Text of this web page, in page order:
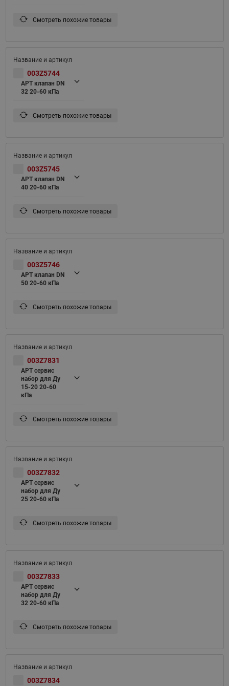
Смотреть похожие товары
003Z5744
APT клапан DN
32 20-60 кПа
Смотреть похожие товары
003Z5745
APT клапан DN
40 20-60 кПа
Смотреть похожие товары
003Z5746
APT клапан DN
50 20-60 кПа
Смотреть похожие товары
003Z7831
APT сервис
набор для Ду
15-20 20-60
кПа
Смотреть похожие товары
003Z7832
APT сервис
набор для Ду
25 20-60 кПа
Смотреть похожие товары
003Z7833
APT сервис
набор для Ду
32 20-60 кПа
Смотреть похожие товары
003Z7834